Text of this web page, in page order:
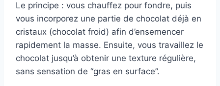
Le principe : vous chauffez pour fondre, puis
vous incorporez une partie de chocolat déjà en
cristaux (chocolat froid) afin d’ensemencer
rapidement la masse. Ensuite, vous travaillez le
chocolat jusqu’à obtenir une texture régulière,
sans sensation de “gras en surface”.